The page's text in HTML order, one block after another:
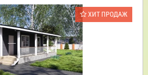
ХИТ ПРОДАЖ